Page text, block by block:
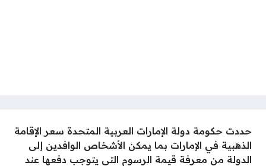
حددت حكومة دولة الإمارات العربية المتحدة سعر الإقامة
الذهبية في الإمارات بما يمكن الأشخاص الوافدين إلى
الدولة من معرفة قيمة الرسوم التي يتوجب دفعها عند